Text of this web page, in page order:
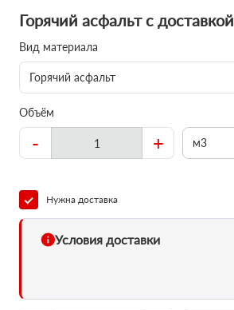
Горячий асфальт с доставкой
Вид материала
Горячий асфальт
Объём
- + м3
Нужна доставка
Условия доставки